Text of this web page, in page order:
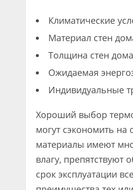
Климатические
Материал стен
Толщина стен
Ожидаемая
Индивидуальные
Хороший выбор
могут сэкономить
материалы имеют
влагу,
срок эксплуатации